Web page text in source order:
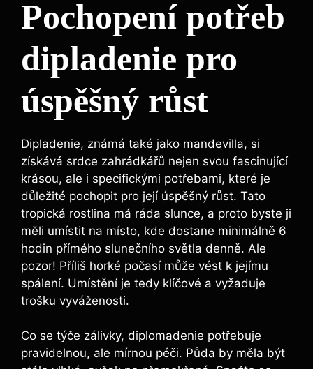
Pochopení potřeb
dipladenie pro
úspěšný růst
Dipladenie, známá také jako mandevilla, si
získává srdce zahrádkářů nejen svou fascinující
krásou, ale i specifickými potřebami, které je
důležité pochopit pro její úspěšný růst. Tato
tropická rostlina má ráda slunce, a proto byste ji
měli umístit na místo, kde dostane minimálně 6
hodin přímého slunečního světla denně. Ale
pozor! Příliš horké počasí může vést k jejímu
spálení. Umístění je tedy klíčové a vyžaduje
trošku vyváženosti.
Co se týče zálivky, diplomadenie potřebuje
pravidelnou, ale mírnou péči. Půda by měla být